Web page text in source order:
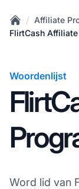
Home
/ Affiliate
FlirtCash Affiliate
Woordenlijst
Word lid van